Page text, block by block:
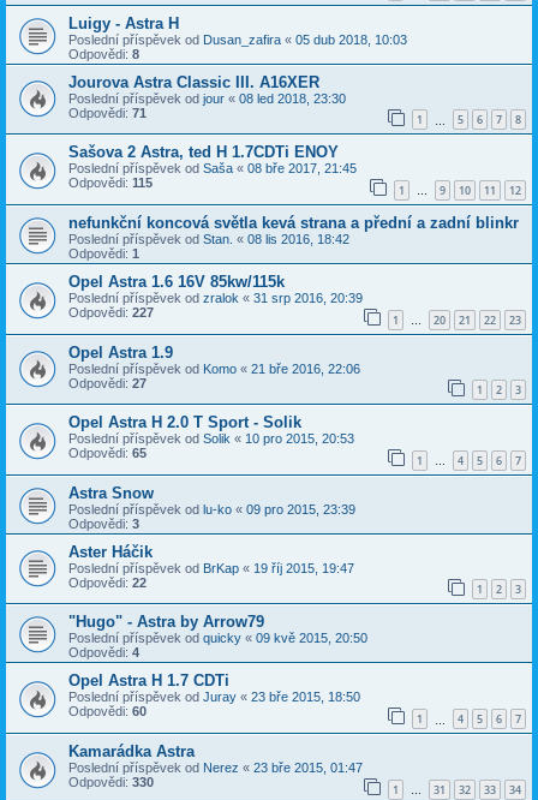
Luigy - Astra H
Poslední příspěvek od Dusan_zafira « 05 dub 2018, 10:03
Odpovědi: 8
Jourova Astra Classic III. A16XER
Poslední příspěvek od jour « 08 led 2018, 23:30
Odpovědi: 71 1 5 6 7 8
Sašova 2 Astra, ted H 1.7CDTi ENOY
Poslední příspěvek od Saša « 08 bře 2017, 21:45
Odpovědi: 115 1 … 9 10 11 12
nefunkční koncová světla kevá strana a přední a zadní blinkr
Poslední příspěvek od Stan. « 08 lis 2016, 18:42
Odpovědi: 1
Opel Astra 1.6 16V 85kw/115k
Poslední příspěvek od zralok « 31 srp 2016, 20:39
Odpovědi: 227 1 … 20 21 22 23
Opel Astra 1.9
Poslední příspěvek od Komo « 21 bře 2016, 22:06
Odpovědi: 27 1 2 3
Opel Astra H 2.0 T Sport - Solik
Poslední příspěvek od Solik « 10 pro 2015, 20:53
Odpovědi: 65 1 … 4 5 6 7
Astra Snow
Poslední příspěvek od lu-ko « 09 pro 2015, 23:39
Odpovědi: 3
Aster Háčik
Poslední příspěvek od BrKap « 19 říj 2015, 19:47
Odpovědi: 22 1 2 3
"Hugo" - Astra by Arrow79
Poslední příspěvek od quicky « 09 kvě 2015, 20:50
Odpovědi: 4
Opel Astra H 1.7 CDTi
Poslední příspěvek od Juray « 23 bře 2015, 18:50
Odpovědi: 60 1 4 5 6 7
Kamarádka Astra
Poslední příspěvek od Nerez « 23 bře 2015, 01:47
Odpovědi: 330 1 … 31 32 33 34